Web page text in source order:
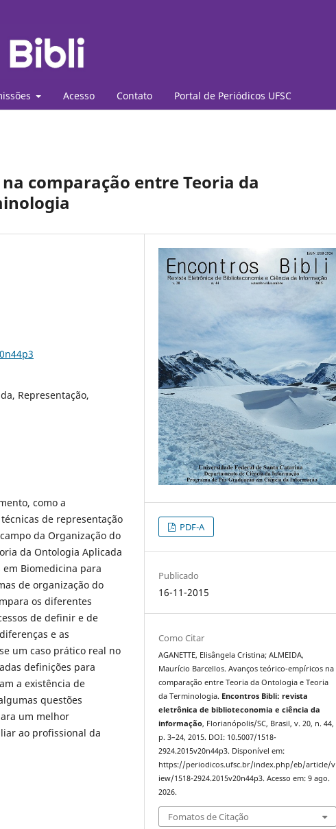
Acesso Contato Portal de Periódicos UFSC
comparação entre Teoria da
Representação,
como a
de representação
da Organização do
da Ontologia Aplicada
Biomedicina para
de organização do
os diferentes
de definir e de
e as
um caso prático real no
definições para
a existência de
questões
um melhor
ao profissional da
PDF-A
Publicado
16-11-2015
Como Citar
AGANETTE, Elisângela Cristina; ALMEIDA,
Maurício Barcellos. Avanços teórico-empíricos na
comparação entre Teoria da Ontologia e Teoria
da Terminologia. Encontros Bibli: revista
eletrônica de biblioteconomia e ciência da
informação, Florianópolis/SC, Brasil, v. 20, n. 44,
p. 3–24, 2015. DOI: 10.5007/1518-
2924.2015v20n44p3. Disponível em:
https://periodicos.ufsc.br/index.php/eb/article/v
iew/1518-2924.2015v20n44p3. Acesso em: 9 ago.
2026.
Fomatos de Citação